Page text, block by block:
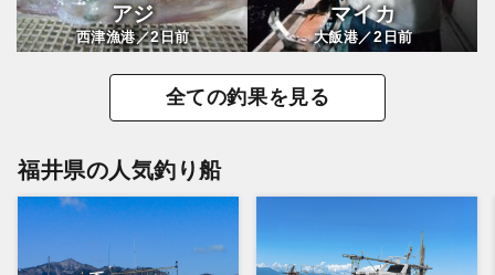
アジ
西津漁港／2日前
マイカ
大飯港／2日前
全ての釣果を見る
福井県の人気釣り船